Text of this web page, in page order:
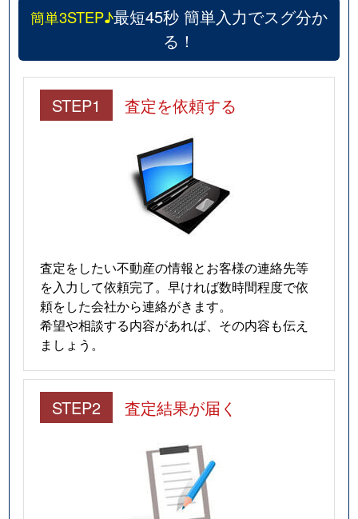
簡単3STEP♪最短45秒 簡単入力でスグ分か
る！
STEP1 査定を依頼する
査定をしたい不動産の情報とお客様の連絡先等
を入力して依頼完了。早ければ数時間程度で依
頼をした会社から連絡がきます。
希望や相談する内容があれば、その内容も伝え
ましょう。
STEP2 査定結果が届く